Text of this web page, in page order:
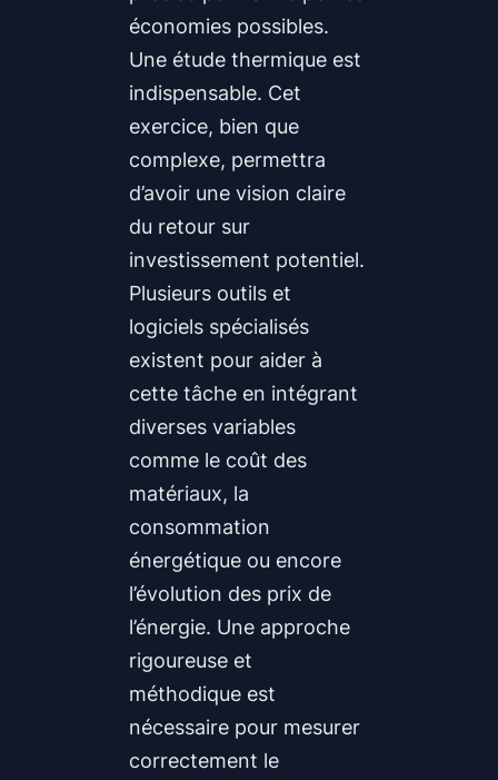
économies possibles.
Une étude thermique est
indispensable. Cet
exercice, bien que
complexe, permettra
d’avoir une vision claire
du retour sur
investissement potentiel.
Plusieurs outils et
logiciels spécialisés
existent pour aider à
cette tâche en intégrant
diverses variables
comme le coût des
matériaux, la
consommation
énergétique ou encore
l’évolution des prix de
l’énergie. Une approche
rigoureuse et
méthodique est
nécessaire pour mesurer
correctement le